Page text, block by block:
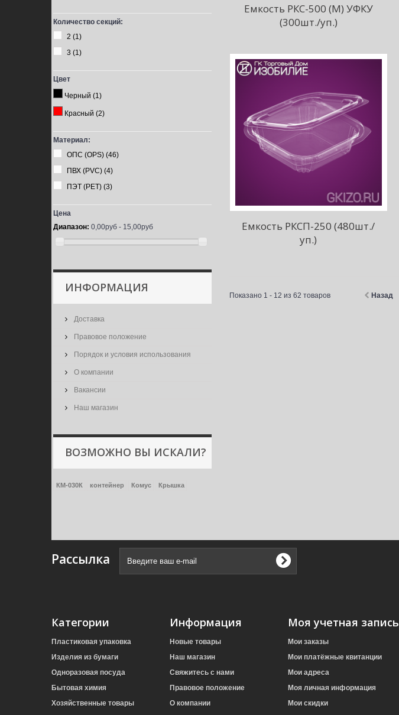
Количество секций:
2 (1)
3 (1)
Цвет
Черный (1)
Красный (2)
Материал:
ОПС (OPS) (46)
ПВХ (PVC) (4)
ПЭТ (PET) (3)
Цена
Диапазон: 0,00руб - 15,00руб
ИНФОРМАЦИЯ
Доставка
Правовое положение
Порядок и условия использования
О компании
Вакансии
Наш магазин
ВОЗМОЖНО ВЫ ИСКАЛИ?
КМ-030К контейнер Комус Крышка
Емкость РКС-500 (М) УФКУ
(300шт./уп.)
Емкость РКСП-250 (480шт./
уп.)
Назад
Показано 1 - 12 из 62 товаров
Рассылка
Категории
Пластиковая упаковка
Изделия из бумаги
Одноразовая посуда
Бытовая химия
Хозяйственные товары
Информация
Новые товары
Наш магазин
Свяжитесь с нами
Правовое положение
О компании
Моя учетная запись
Мои заказы
Мои платёжные квитанции
Мои адреса
Моя личная информация
Мои скидки